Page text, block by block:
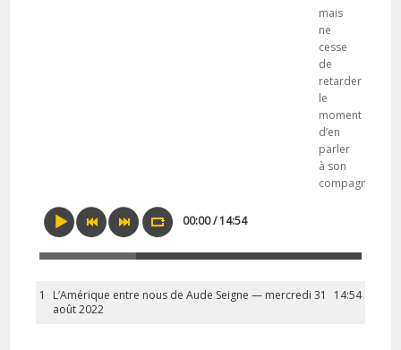
mais
ne
cesse
de
retarder
le
moment
d’en
parler
à son
compagnon.
00:00 / 14:54
1 14:54
L’Amérique entre nous de Aude Seigne — mercredi 31
août 2022